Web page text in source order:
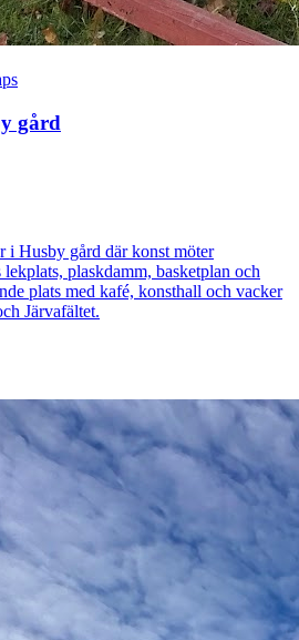
gård
i Husby gård där konst möter
plaskdamm, basketplan och
plats med kafé, konsthall och vacker
Järvafältet.